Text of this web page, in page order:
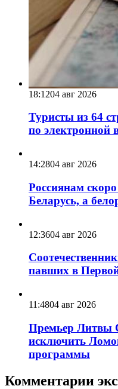
18:1204 авг 2026
Туристы из 64
по электронной
14:2804 авг 2026
Россиянам
Беларусь, а
12:3604 авг 2026
павших в
11:4804 авг 2026
Премьер Литвы
исключить
программы
Комментарии